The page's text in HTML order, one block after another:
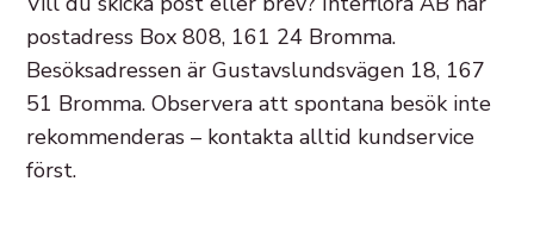
postadress Box 808, 161 24 Bromma.
Besöksadressen är Gustavslundsvägen 18, 167
51 Bromma. Observera att spontana besök inte
rekommenderas – kontakta alltid kundservice
först.